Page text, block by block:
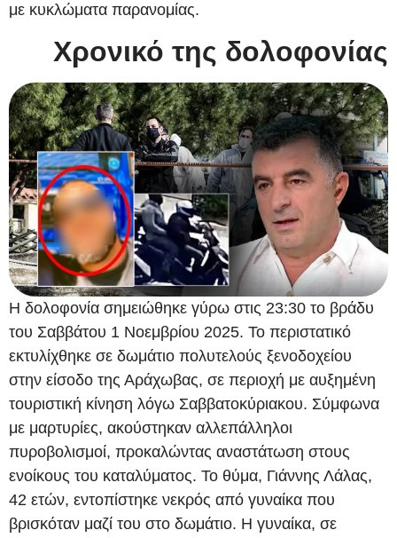
με κυκλώματα παρανομίας.
Χρονικό της δολοφονίας
Η δολοφονία σημειώθηκε γύρω στις 23:30 το βράδυ
του Σαββάτου 1 Νοεμβρίου 2025. Το περιστατικό
εκτυλίχθηκε σε δωμάτιο πολυτελούς ξενοδοχείου
στην είσοδο της Αράχωβας, σε περιοχή με αυξημένη
τουριστική κίνηση λόγω Σαββατοκύριακου. Σύμφωνα
με μαρτυρίες, ακούστηκαν αλλεπάλληλοι
πυροβολισμοί, προκαλώντας αναστάτωση στους
ενοίκους του καταλύματος. Το θύμα, Γιάννης Λάλας,
42 ετών, εντοπίστηκε νεκρός από γυναίκα που
βρισκόταν μαζί του στο δωμάτιο. Η γυναίκα, σε